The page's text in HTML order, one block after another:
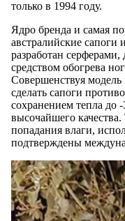
только в 1994 году.
Ядро бренда и самая
австралийские
разработан
средством обогрева
Совершенствуя модель
сделать сапоги
сохранением тепла до
высочайшего
попадания влаги,
подтверждены